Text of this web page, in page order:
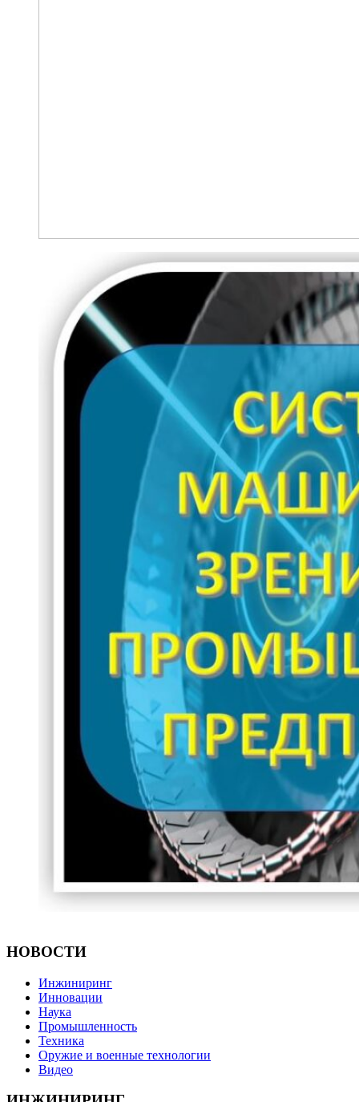
НОВОСТИ
Инжиниринг
Инновации
Наука
Промышленность
Техника
Оружие и военные технологии
Видео